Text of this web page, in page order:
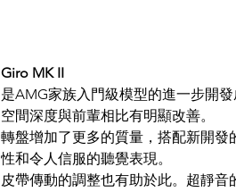
Giro MK II
是AMG家族入門級模型的進一步開
空間深度與前輩相比有明顯改善。
轉盤增加了更多的質量，搭配新開
性和令人信服的聽覺表現。
皮帶傳動的調整也有助於此。超靜